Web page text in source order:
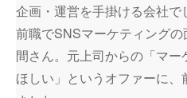
企画・運営を手掛ける会社で
前職でSNSマーケティング
間さん。元上司からの「マ
ほしい」というオファーに